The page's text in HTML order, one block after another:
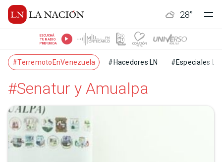
28°
ESCUCHÁ
TU RADIO
PREFERIDA
#TerremotoEnVenezuela #Hacedores LN #Especiales LN
#Senatur y Amualpa